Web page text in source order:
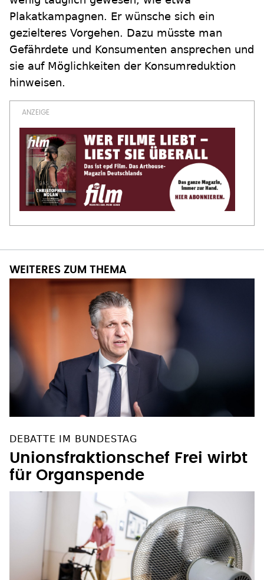
Plakatkampagnen. Er wünsche sich ein
gezielteres Vorgehen. Dazu müsste man
Gefährdete und Konsumenten ansprechen und
sie auf Möglichkeiten der Konsumreduktion
hinweisen.
Unionsfraktionschef Frei wirbt
für Organspende